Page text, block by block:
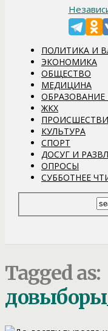
ПОЛИТИКА И
ЭКОНОМИКА
ОБЩЕСТВО
МЕДИЦИНА
ОБРАЗОВАНИЕ
ЖКХ
КУЛЬТУРА
СПОРТ
ДОСУГ И
ОПРОСЫ
СУББОТНЕЕ
Tagged as: